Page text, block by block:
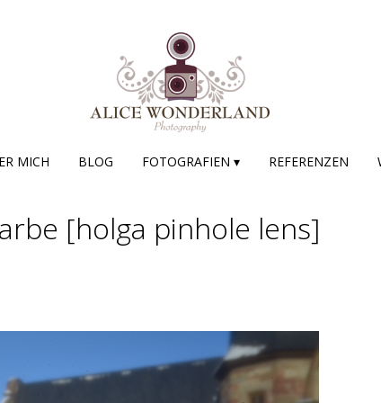
MICH BLOG FOTOGRAFIEN ▾ REFERENZEN
[holga pinhole lens]